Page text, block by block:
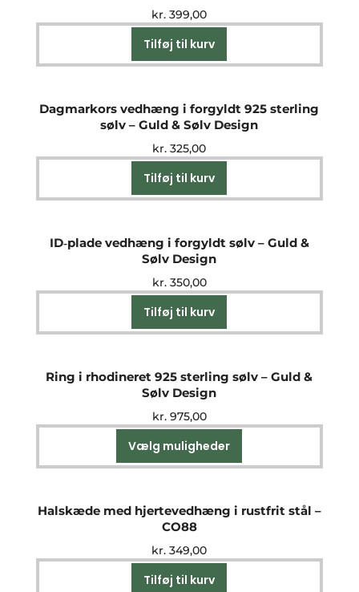
kr. 399,00
Tilføj til kurv
Dagmarkors vedhæng i forgyldt 925 sterling
sølv – Guld & Sølv Design
kr. 325,00
Tilføj til kurv
ID‑plade vedhæng i forgyldt sølv – Guld &
Sølv Design
kr.350,00
Tilføj til kurv
Ring i rhodineret 925 sterling sølv – Guld &
Sølv Design
kr.975,00
Vælg muligheder
vare
varianter.
kan
Halskæde med hjertevedhæng i rustfrit stål –
CO88
kr. 349,00
Tilføj til kurv